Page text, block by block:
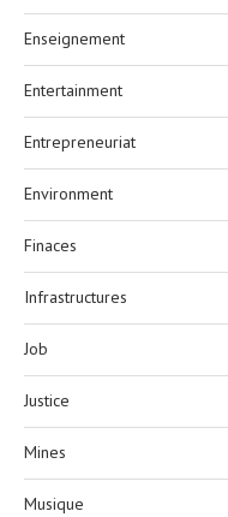
Enseignement
Entertainment
Entrepreneuriat
Environment
Finaces
Infrastructures
Job
Justice
Mines
Musique